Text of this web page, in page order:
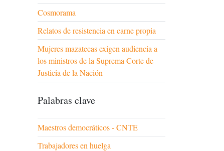
Cosmorama
Relatos de resistencia en carne propia
Mujeres mazatecas exigen audiencia a
los ministros de la Suprema Corte de
Justicia de la Nación
Palabras clave
Maestros democráticos - CNTE
Trabajadores en huelga